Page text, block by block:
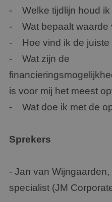
- Welke tijdlijn houd ik
- Wat bepaalt waarde
- Hoe vind ik de juiste
- Wat zijn de
is voor mij het meest
- Wat doe ik met de
Sprekers
- Jan van
specialist (JM